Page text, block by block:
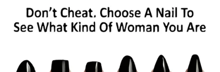
jour quotidienne établie après chaque arrivée du
Tiercé Quarté Quinté. Dès que les résultats définitifs